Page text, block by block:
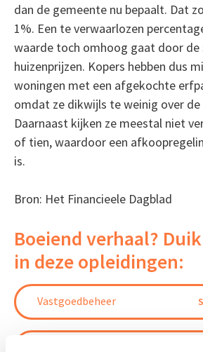
dan de gemeente nu bepaalt. Dat
1%. Een te verwaarlozen
waarde toch omhoog gaat door
huizenprijzen. Kopers hebben dus
woningen met een afgekochte
omdat ze dikwijls te weinig over
Daarnaast kijken ze meestal niet
of tien, waardoor een
is.
Bron: Het Financieele Dagblad
Boeiend verhaal?
in deze opleidingen:
Vastgoedbeheer